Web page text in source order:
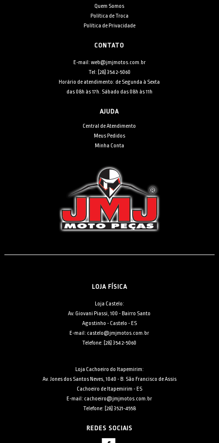
Quem Somos
Política de Troca
Política de Privacidade
CONTATO
E-mail: web@jmjmotos.com.br
Tel: [28] 3542-5060
Horário de atendimento: de Segunda à Sexta
das 08h às 17h. Sábado das 08h às 11h
AJUDA
Central de Atendimento
Meus Pedidos
Minha Conta
LOJA FÍSICA
Loja Castelo:
Av. Giovani Piassi, 100 - Bairro Santo
Agostinho - Castelo - ES
E-mail: castelo@jmjmotos.com.br
Telefone: [28] 3542-5060
Loja Cachoeiro do Itapemirim:
Av. Jones dos Santos Neves, 1040 - B. São Francisco de Assis
Cachoeiro de Itapemirim - ES
E-mail: cachoeiro@jmjmotos.com.br
Telefone: [28] 3521-4558
REDES SOCIAIS